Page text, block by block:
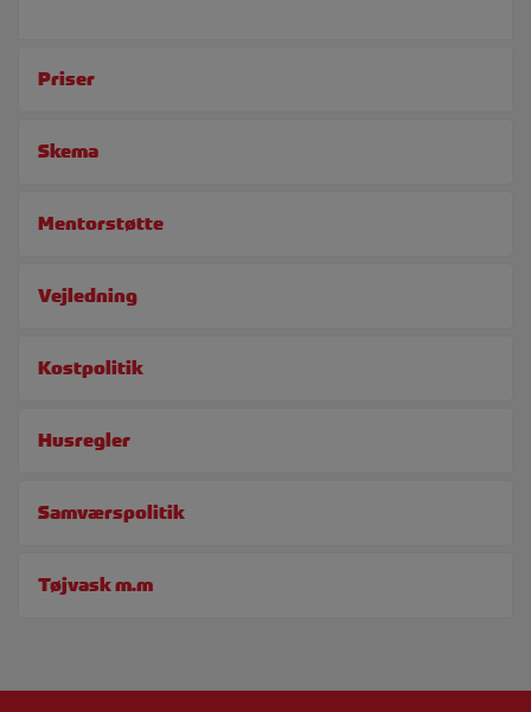
Priser
Skema
Mentorstøtte
Vejledning
Kostpolitik
Husregler
Samværspolitik
Tøjvask m.m